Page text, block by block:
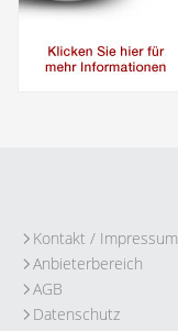
Kontakt / Impressum
Anbieterbereich
AGB
Datenschutz